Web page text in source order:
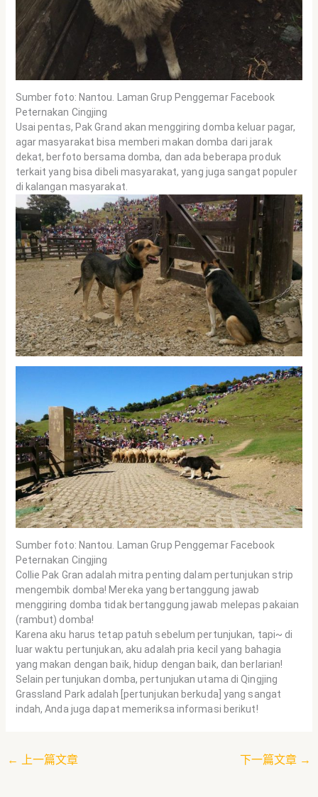
Sumber foto: Nantou. Laman Grup Penggemar Facebook
Peternakan Cingjing
Usai pentas, Pak Grand akan menggiring domba keluar pagar,
agar masyarakat bisa memberi makan domba dari jarak
dekat, berfoto bersama domba, dan ada beberapa produk
terkait yang bisa dibeli masyarakat, yang juga sangat populer
di kalangan masyarakat.
Sumber foto: Nantou. Laman Grup Penggemar Facebook
Peternakan Cingjing
Collie Pak Gran adalah mitra penting dalam pertunjukan strip
mengembik domba! Mereka yang bertanggung jawab
menggiring domba tidak bertanggung jawab melepas pakaian
(rambut) domba!
Karena aku harus tetap patuh sebelum pertunjukan, tapi~ di
luar waktu pertunjukan, aku adalah pria kecil yang bahagia
yang makan dengan baik, hidup dengan baik, dan berlarian!
Selain pertunjukan domba, pertunjukan utama di Qingjing
Grassland Park adalah [pertunjukan berkuda] yang sangat
indah, Anda juga dapat memeriksa informasi berikut!
← 上一篇文章 下一篇文章 →